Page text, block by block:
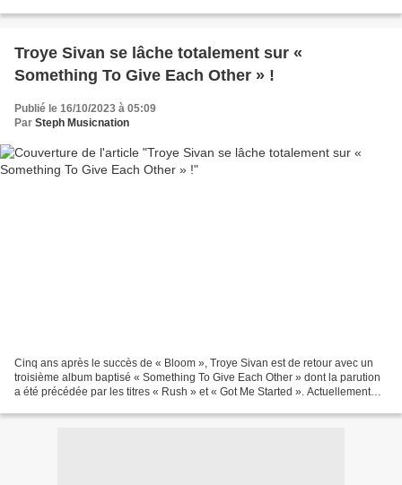
Troye Sivan se lâche totalement sur «
Something To Give Each Other » !
Publié le 16/10/2023 à 05:09
Par Steph Musicnation
Cinq ans après le succès de « Bloom », Troye Sivan est de retour avec un
troisième album baptisé « Something To Give Each Other » dont la parution
a été précédée par les titres « Rush » et « Got Me Started ». Actuellement